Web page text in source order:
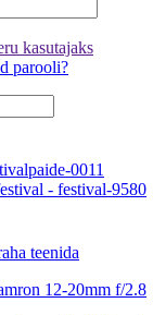
kasutajaks
parooli?
teenida
12-20mm f/2.8